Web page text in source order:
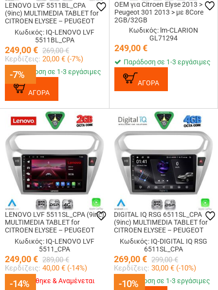
-7%
LENOVO LVF 5511BL_CPA
(9inc) MULTIMEDIA TABLET for
CITROEN ELYSEE – PEUGEOT
301 mod. 2013-2026 (BLACK)
Κωδικός: IQ-LENOVO LVF
5511BL_CPA
249,00€ 269,00 €
Κερδίζεις: 20,00 € (-7%)
-7%
Παράδοση σε 1-3 εργάσιμες
ΑΓΟΡΑ
OEM για Citroen Elyse 2013 >
Peugeot 301 2013 > με 8Core
2GB/32GB
Κωδικός: lm-CLARION
GL71294
249,00€
Παράδοση σε 1-3 εργάσιμες
ΑΓΟΡΑ
-14%
LENOVO LVF 5511SL_CPA (9inc)
MULTIMEDIA TABLET for
CITROEN ELYSEE – PEUGEOT
301 mod. 2013-2026 (SILVER)
Κωδικός: IQ-LENOVO LVF
5511_CPA
249,00€ 289,00 €
Κερδίζεις: 40,00 € (-14%)
-14%
Εξαντλήθηκε & Αναμένεται -10%
DIGITAL IQ RSG 6511SL_CPA
(9inc) MULTIMEDIA TABLET for
CITROEN ELYSEE – PEUGEOT
301 mod. 2013-2026 (SILVER)
Κωδικός: IQ-DIGITAL IQ RSG
6511SL_CPA
269,00€ 299,00 €
Κερδίζεις: 30,00 € (-10%)
-10%
Παράδοση σε 1-3 εργάσιμες